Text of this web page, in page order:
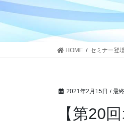
HOME セミナー登
2021年2月15日 / 最
【第20